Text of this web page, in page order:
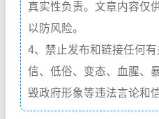
真实性负责。文章内容仅
以防风险。
4、禁止发布和链接任何
信、低俗、变态、血腥、
毁政府形象等违法言论和信